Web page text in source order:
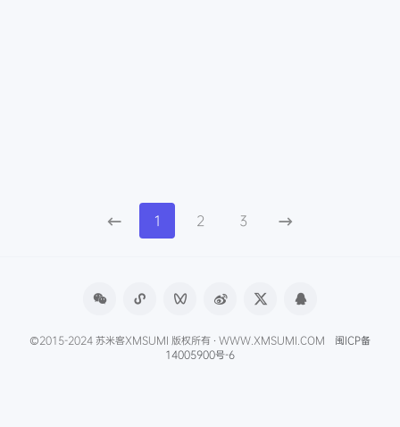
1 2 3
©2015-2024 苏米客XMSUMI 版权所有 · WWW.XMSUMI.COM 闽ICP备
14005900号-6